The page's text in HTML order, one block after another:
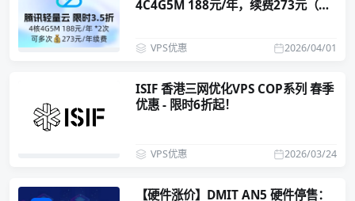
4C4G5M 188元/年，续费273元（可
2026/04/01
VPS优惠
ISIF 香港三网优化VPS COP系列 春季
优惠 - 限时6折起！
2026/03/24
VPS优惠
【硬件涨价】DMIT AN5 硬件停售：